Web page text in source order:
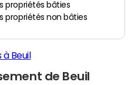
propriétés bâties
propriétés non bâties
Beuil
de Beuil